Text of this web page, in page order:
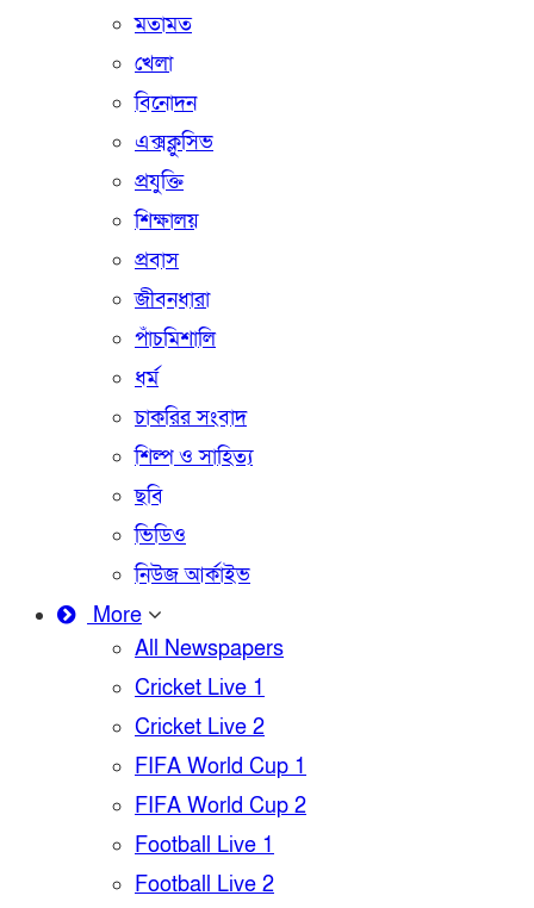
মতামত
খেলা
বিনোদন
এক্সক্লুসিভ
প্রযুক্তি
শিক্ষালয়
প্রবাস
জীবনধারা
পাঁচমিশালি
ধর্ম
চাকরির সংবাদ
শিল্প ও সাহিত্য
ছবি
ভিডিও
নিউজ আর্কাইভ
More
All Newspapers
Cricket Live 1
Cricket Live 2
FIFA World Cup 1
FIFA World Cup 2
Football Live 1
Football Live 2